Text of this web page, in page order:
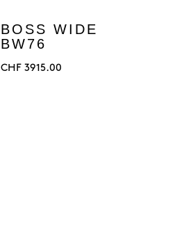
BOSS WIDE
BW76
CHF 3915.00